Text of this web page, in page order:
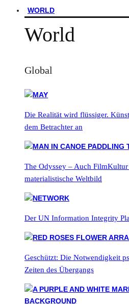
WORLD
World
Global
Die Realität wird flüssiger.
dem Betrachter an
The Odyssey – Auch FilmKultur
materialistische Weltbild
Der UN Information Integrity
Geschützt: Die Notwendigkeit
Zeiten des Übergangs